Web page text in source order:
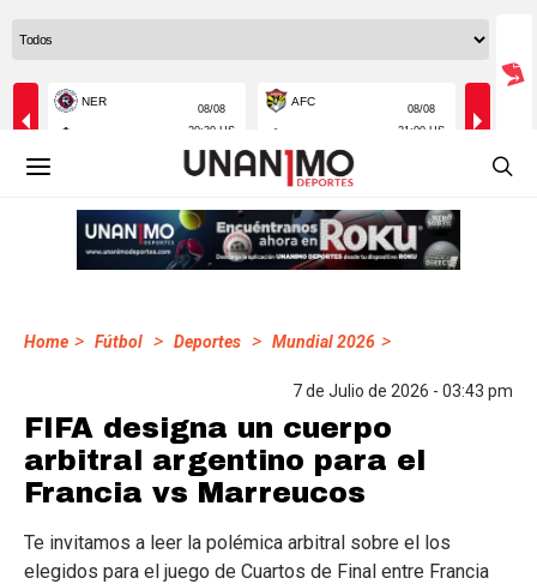
Home > Fútbol > Deportes > Mundial 2026 >
7 de Julio de 2026 - 03:43 pm
FIFA designa un cuerpo
arbitral argentino para el
Francia vs Marreucos
Te invitamos a leer la polémica arbitral sobre el los
elegidos para el juego de Cuartos de Final entre Francia